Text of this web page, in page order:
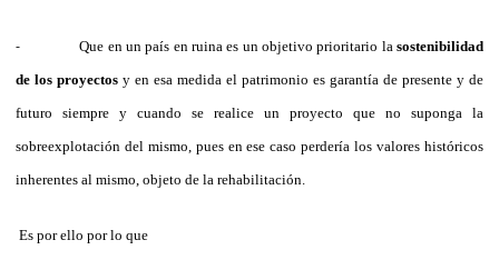
- Que en un país en ruina es un objetivo prioritario lasostenibilidad
de los proyectos y en esa medida el patrimonio es garantía de presente y de
futuro siempre y cuando se realice un proyecto que no suponga la
sobreexplotación del mismo, pues en ese caso perdería los valores históricos
inherentes al mismo, objeto de la rehabilitación.
Es por ello por lo que